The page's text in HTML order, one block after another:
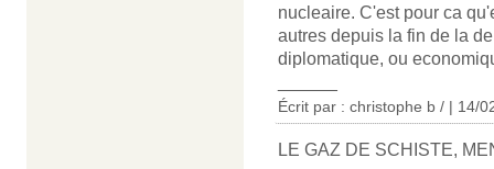
nucleaire. C'est pour ca
autres depuis la fin de la
diplomatique, ou
Écrit par : christophe b / | 14/
LE GAZ DE SCHISTE,